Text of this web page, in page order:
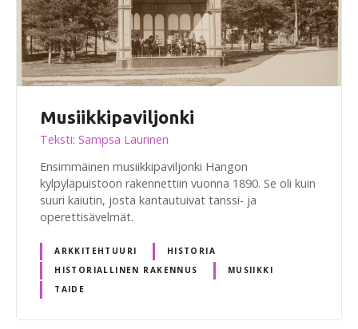
Musiikkipaviljonki
Teksti: Sampsa Laurinen
Ensimmäinen musiikkipaviljonki Hangon
kylpyläpuistoon rakennettiin vuonna 1890. Se oli kuin
suuri kaiutin, josta kantautuivat tanssi- ja
operettisävelmät.
ARKKITEHTUURI
HISTORIA
HISTORIALLINEN RAKENNUS
MUSIIKKI
TAIDE